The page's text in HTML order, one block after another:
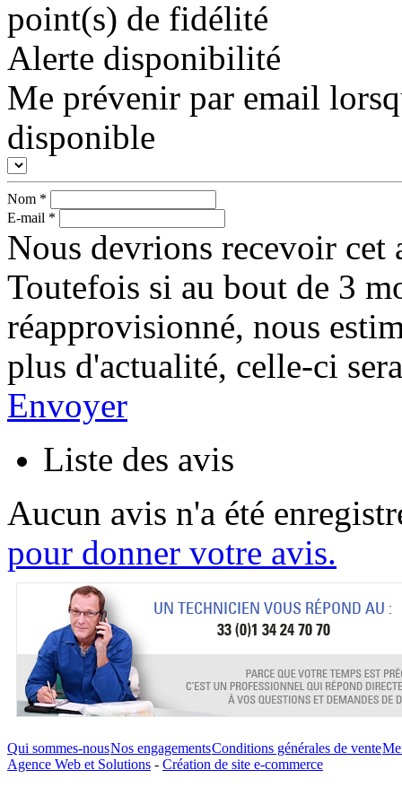
point(s) de fidélité
Alerte disponibilité
Me prévenir par email
disponible
Nom *
E-mail *
Nous devrions recevoir cet
Toutefois si au bout de 3
réapprovisionné, nous
plus d'actualité, celle-ci
Envoyer
Liste des avis
Aucun avis n'a été
pour donner votre avis.
Qui sommes-nousNos engagementsConditions générales de vente
Agence Web et Solutions - Création de site e-commerce